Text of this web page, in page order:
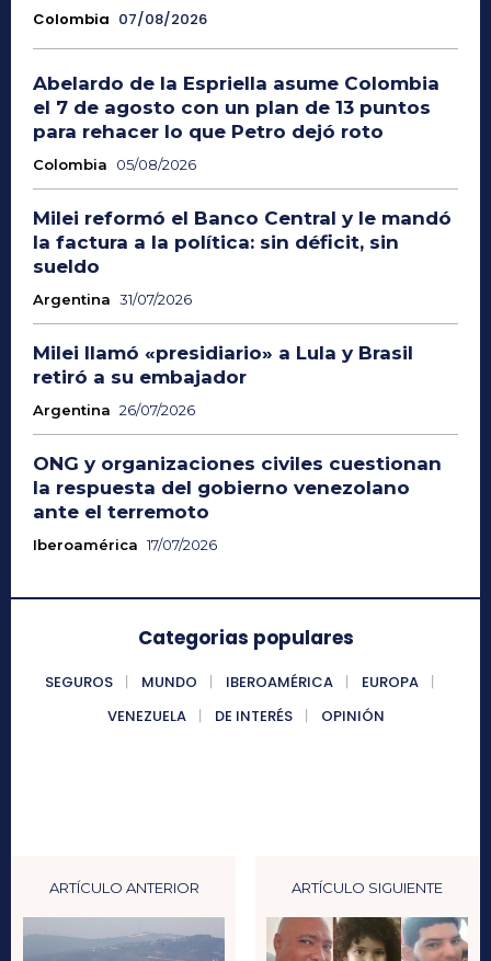
Colombia 07/08/2026
Abelardo de la Espriella asume Colombia
el 7 de agosto con un plan de 13 puntos
para rehacer lo que Petro dejó roto
Colombia 05/08/2026
Milei reformó el Banco Central y le mandó
la factura a la política: sin déficit, sin
sueldo
Argentina 31/07/2026
Milei llamó «presidiario» a Lula y Brasil
retiró a su embajador
Argentina 26/07/2026
ONG y organizaciones civiles cuestionan
la respuesta del gobierno venezolano
ante el terremoto
Iberoamérica 17/07/2026
Categorias populares
SEGUROS MUNDO IBEROAMÉRICA
EUROPA
VENEZUELA
DE INTERÉS OPINIÓN
ARTÍCULO ANTERIOR ARTÍCULO SIGUIENTE